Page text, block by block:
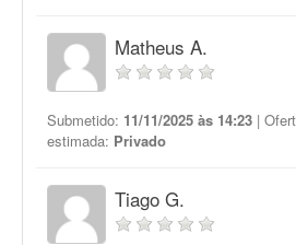
Matheus A.
Submetido: 11/11/2025 às 14:23 |
estimada: Privado
Tiago G.